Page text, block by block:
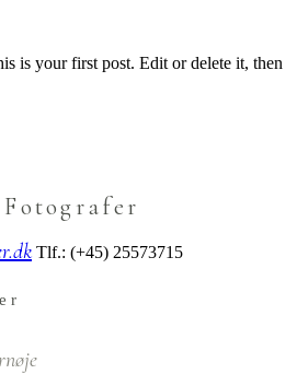
is your first post. Edit or delete it, then
Tlf.: (+45) 25573715
e r